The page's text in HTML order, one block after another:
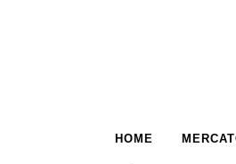
HOME